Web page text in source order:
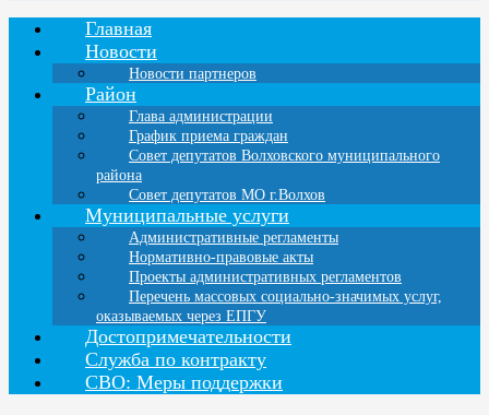
Главная
Новости
Новости партнеров
Район
Глава администрации
График приема граждан
Совет депутатов Волховского муниципального
района
Совет депутатов МО г.Волхов
Муниципальные услуги
Административные регламенты
Нормативно-правовые акты
Проекты административных регламентов
Перечень массовых социально-значимых услуг,
оказываемых через ЕПГУ
Достопримечательности
Служба по контракту
СВО: Меры поддержки